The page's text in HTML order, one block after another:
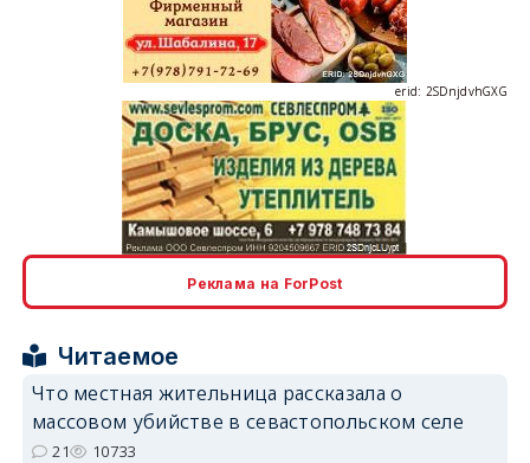
erid: 2SDnjdvhGXG
erid: 2SDnjcLUypt
erid: 2SDnjcrDNw6
Реклама на ForPost
Читаемое
Что местная жительница рассказала о
массовом убийстве в севастопольском селе
21 10733